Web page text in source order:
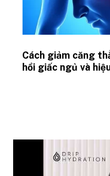
Cách giảm căng
hồi giấc ngủ và